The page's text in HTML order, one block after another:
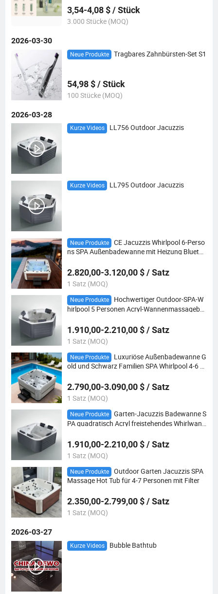
3,54-4,08 $ / Stück
3.000 Stücke (MOQ)
2026-03-30
Neue Produkte Tragbares Zahnbürsten-Set S1
54,98 $ / Stück
100 Stücke (MOQ)
2026-03-28
Kurze Videos LL756 Outdoor Jacuzzis
Kurze Videos LL795 Outdoor Jacuzzis
Neue Produkte
CE Jacuzzis Whirlpool 6-Perso
ns SPA Außenbadewanne mit Heizung Bluetoo
2.820,00-3.120,00 $ / Satz
1 Satz (MOQ)
Neue Produkte
Hochwertiger Outdoor-SPA-W
hirlpool 5 Personen Acryl-Wannenmassageba
1.910,00-2.210,00 $ / Satz
1 Satz (MOQ)
Neue Produkte
Luxuriöse Außenbadewanne G
old und Schwarz Familien SPA Whirlpool 4-6 P
2.790,00-3.090,00 $ / Satz
1 Satz (MOQ)
Neue Produkte
Garten-Jacuzzis Badewanne S
PA quadratisch Acryl freistehendes Whirlwann
1.910,00-2.210,00 $ / Satz
1 Satz (MOQ)
Neue Produkte
Outdoor Garten Jacuzzis SPA
Massage Hot Tub für 4-7 Personen mit Filter
2.350,00-2.799,00 $ / Satz
1 Satz (MOQ)
2026-03-27
Kurze Videos Bubble Bathtub